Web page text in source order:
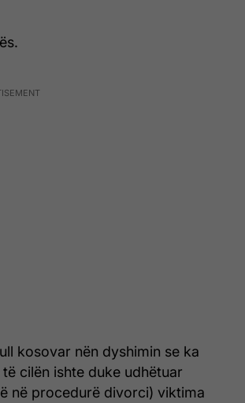
kosovar nën dyshimin se ka
cilën ishte duke udhëtuar
në procedurë divorci) viktima